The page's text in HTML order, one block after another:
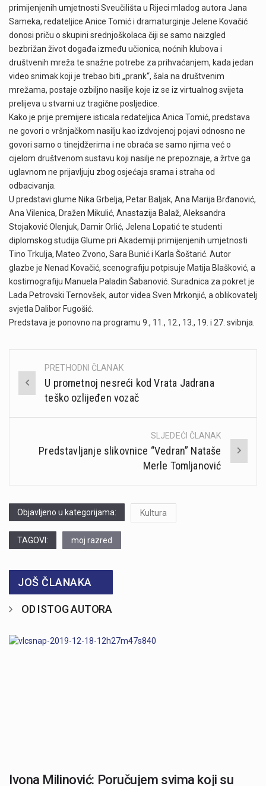
primijenjenih umjetnosti Sveučilišta u Rijeci mladog autora Jana
Sameka, redateljice Anice Tomić i dramaturginje Jelene Kovačić
donosi priču o skupini srednjoškolaca čiji se samo naizgled
bezbrižan život događa između učionica, noćnih klubova i
društvenih mreža te snažne potrebe za prihvaćanjem, kada jedan
video snimak koji je trebao biti „prank“, šala na društvenim
mrežama, postaje ozbiljno nasilje koje iz se iz virtualnog svijeta
prelijeva u stvarni uz tragične posljedice.
Kako je prije premijere isticala redateljica Anica Tomić, predstava
ne govori o vršnjačkom nasilju kao izdvojenoj pojavi odnosno ne
govori samo o tinejdžerima i ne obraća se samo njima već o
cijelom društvenom sustavu koji nasilje ne prepoznaje, a žrtve ga
uglavnom ne prijavljuju zbog osjećaja srama i straha od
odbacivanja.
U predstavi glume Nika Grbelja, Petar Baljak, Ana Marija Brđanović,
Ana Vilenica, Dražen Mikulić, Anastazija Balaž, Aleksandra
Stojaković Olenjuk, Damir Orlić, Jelena Lopatić te studenti
diplomskog studija Glume pri Akademiji primijenjenih umjetnosti
Tino Trkulja, Mateo Zvono, Sara Bunić i Karla Šoštarić. Autor
glazbe je Nenad Kovačić, scenografiju potpisuje Matija Blašković, a
kostimografiju Manuela Paladin Šabanović. Suradnica za pokret je
Lada Petrovski Ternovšek, autor videa Sven Mrkonjić, a oblikovatelj
svjetla Dalibor Fugošić.
Predstava je ponovno na programu 9., 11., 12., 13., 19. i 27. svibnja.
Post
navigation
PRETHODNI ČLANAK
U prometnoj nesreći kod Vrata Jadrana
teško ozlijeđen vozač
SLJEDEĆI ČLANAK
Predstavljanje slikovnice “Vedran” Nataše
Merle Tomljanović
Objavljeno u kategorijama: Kultura
TAGOVI: moj razred
JOŠ ČLANAKA
OD ISTOG AUTORA
Ivona Milinović: Poručujem svima koji su